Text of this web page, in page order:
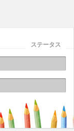
ステータス